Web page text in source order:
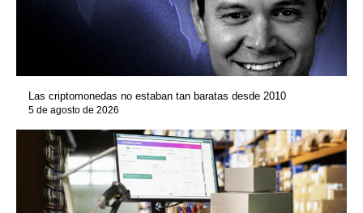
Las criptomonedas no estaban tan baratas desde 2010
5 de agosto de 2026